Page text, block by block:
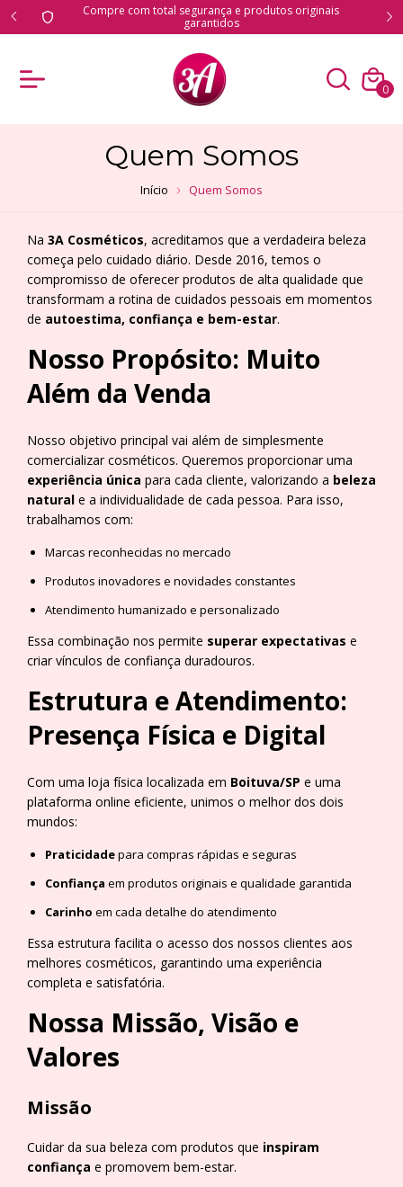
Mais que cosméticos, uma experiência de cuidado!
0
Quem Somos
Início Quem Somos
Na 3A Cosméticos, acreditamos que a verdadeira beleza
começa pelo cuidado diário. Desde 2016, temos o
compromisso de oferecer produtos de alta qualidade que
transformam a rotina de cuidados pessoais em momentos
de autoestima, confiança e bem-estar.
Nosso Propósito: Muito
Além da Venda
Nosso objetivo principal vai além de simplesmente
comercializar cosméticos. Queremos proporcionar uma
experiência única para cada cliente, valorizando a beleza
natural e a individualidade de cada pessoa. Para isso,
trabalhamos com:
Marcas reconhecidas no mercado
Produtos inovadores e novidades constantes
Atendimento humanizado e personalizado
Essa combinação nos permite superar expectativas e
criar vínculos de confiança duradouros.
Estrutura e Atendimento:
Presença Física e Digital
Com uma loja física localizada em Boituva/SP e uma
plataforma online eficiente, unimos o melhor dos dois
mundos:
Praticidadepara compras rápidas e seguras
Confiança em produtos originais e qualidade garantida
Carinho em cada detalhe do atendimento
Essa estrutura facilita o acesso dos nossos clientes aos
melhores cosméticos, garantindo uma experiência
completa e satisfatória.
Nossa Missão, Visão e
Valores
Missão
Cuidar da sua beleza com produtos que inspiram
confiança e promovem bem-estar.